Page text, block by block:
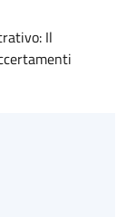
Il